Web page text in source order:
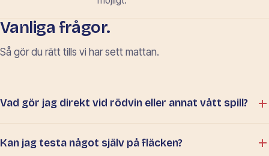
Vanliga frågor.
Så gör du rätt tills vi har sett mattan.
Vad gör jag direkt vid rödvin eller annat vått spill?
Kan jag testa något själv på fläcken?